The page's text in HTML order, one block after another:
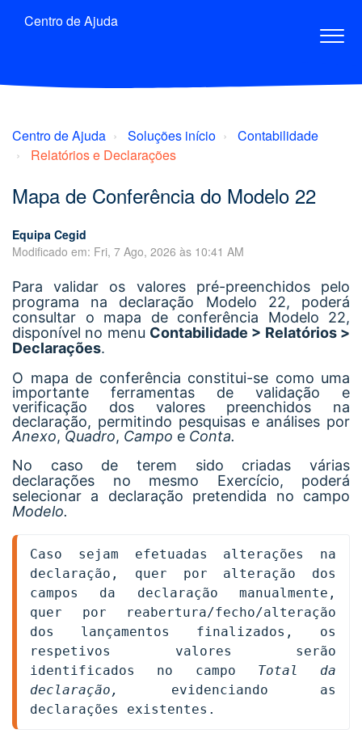
Centro de Ajuda
Centro de Ajuda Soluções início
Contabilidade
Relatórios e Declarações
Mapa de Conferência do Modelo 22
Equipa Cegid
Modificado em: Fri, 7 Ago, 2026 às 10:41 AM
Para validar os valores pré-preenchidos pelo
programa na declaração Modelo 22, poderá
consultar o mapa de conferência Modelo 22,
disponível no menu Contabilidade > Relatórios >
Declarações.
O mapa de conferência constitui-se como uma
importante ferramentas de validação e
verificação dos valores preenchidos na
declaração, permitindo pesquisas e análises por
Anexo, Quadro, Campo e Conta.
No caso de terem sido criadas várias
declarações no mesmo Exercício, poderá
selecionar a declaração pretendida no campo
Modelo.
Caso sejam efetuadas alterações na
declaração, quer por alteração dos
campos da declaração manualmente,
quer por reabertura/fecho/alteração
dos lançamentos finalizados, os
respetivos valores serão
identificados no campo Total da
declaração, evidenciando as
declarações existentes.